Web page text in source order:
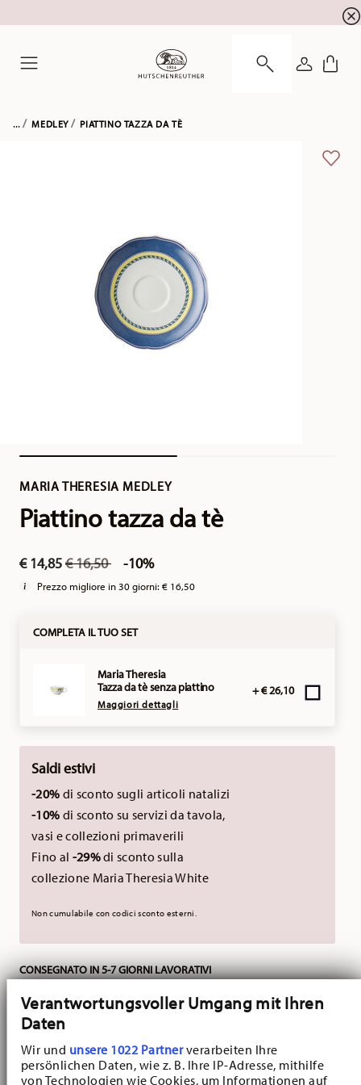
Verantwortungsvoller Umgang mit Ihren
Daten
Wir und unsere 1022 Partnerverarbeiten Ihre
persönlichen Daten, wie z. B. Ihre IP-Adresse, mithilfe
von Technologien wie Cookies, um Informationen auf
registrazione alla newsletter
ACCEDI
... MEDLEY PIATTINO TAZZA DA TÈ
MARIA THERESIA MEDLEY
Piattino tazza da tè
€ 14,85Price reduced from
€ 16,50to -10%
Prezzo migliore in 30 giorni:€ 16,50
COMPLETA IL TUO SET
Maria Theresia
Tazza da tè senza piattino
Maggiori dettagli
+ € 26,10
Saldi estivi
-20% di sconto sugli articoli natalizi
-10% di sconto su servizi da tavola,
vasi e collezioni primaverili
Fino al -29%di sconto sulla
collezione Maria Theresia White
Non cumulabile con codici sconto esterni.
CONSEGNATO IN 5-7 GIORNI LAVORATIVI
Acquista l'intero set
Maria Theresia
Elegante servizio da tè
da 18 pezzi per 6